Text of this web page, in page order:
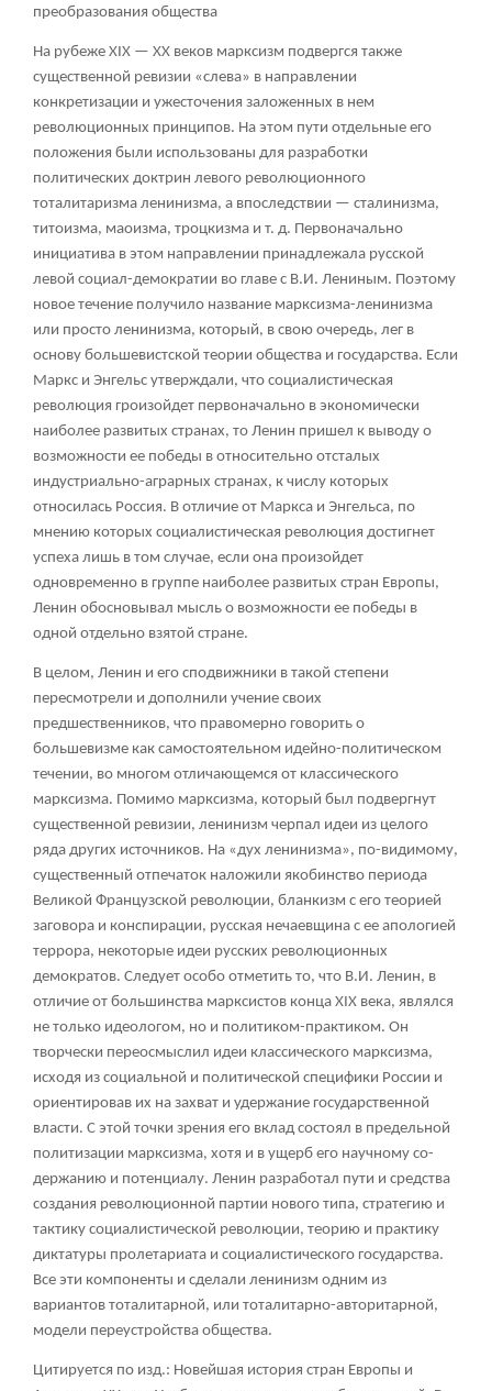
преобразования общества
На рубеже XIX — XX веков марксизм подвергся также
существенной ревизии «слева» в направлении
конкретизации и ужесточения заложенных в нем
революционных принципов. На этом пути отдельные его
положения были использованы для разработки
политических доктрин левого революционного
тоталитаризма ленинизма, а впоследствии — сталинизма,
титоизма, маоизма, троцкизма и т. д. Первоначально
инициатива в этом направлении принадлежала русской
левой социал-демократии во главе с В.И. Лениным. Поэтому
новое течение получило название марксизма-ленинизма
или просто ленинизма, который, в свою очередь, лег в
основу большевистской теории общества и государства. Если
Маркс и Энгельс утверждали, что социалистическая
революция гроизойдет первоначально в экономически
наиболее развитых странах, то Ленин пришел к выводу о
возможности ее победы в относительно отсталых
индустриально-аграрных странах, к числу которых
относилась Россия. В отличие от Маркса и Энгельса, по
мнению которых социалистическая революция достигнет
успеха лишь в том случае, если она произойдет
одновременно в группе наиболее развитых стран Европы,
Ленин обосновывал мысль о возможности ее победы в
одной отдельно взятой стране.
В целом, Ленин и его сподвижники в такой степени
пересмотрели и дополнили учение своих
предшественников, что правомерно говорить о
большевизме как самостоятельном идейно-политическом
течении, во многом отличающемся от классического
марксизма. Помимо марксизма, который был подвергнут
существенной ревизии, ленинизм черпал идеи из целого
ряда других источников. На «дух ленинизма», по-видимому,
существенный отпечаток наложили якобинство периода
Великой Французской революции, бланкизм с его теорией
заговора и конспирации, русская нечаевщина с ее апологией
террора, некоторые идеи русских революционных
демократов. Следует особо отметить то, что В.И. Ленин, в
отличие от большинства марксистов конца XIX века, являлся
не только идеологом, но и политиком-практиком. Он
творчески переосмыслил идеи классического марксизма,
исходя из социальной и политической специфики России и
ориентировав их на захват и удержание государственной
власти. С этой точки зрения его вклад состоял в предельной
политизации марксизма, хотя и в ущерб его научному со-
держанию и потенциалу. Ленин разработал пути и средства
создания революционной партии нового типа, стратегию и
тактику социалистической революции, теорию и практику
диктатуры пролетариата и социалистического государства.
Все эти компоненты и сделали ленинизм одним из
вариантов тоталитарной, или тоталитарно-авторитарной,
модели переустройства общества.
Цитируется по изд.: Новейшая история стран Европы и